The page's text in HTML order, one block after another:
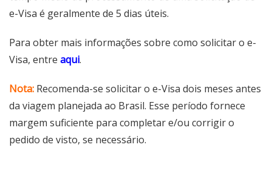
e-Visa é geralmente de 5 dias úteis.
Para obter mais informações sobre como solicitar o e-
Visa, entre aqui.
Nota: Recomenda-se solicitar o e-Visa dois meses antes
da viagem planejada ao Brasil. Esse período fornece
margem suficiente para completar e/ou corrigir o
pedido de visto, se necessário.